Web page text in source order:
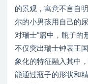
的景观，寓意不言自
尔的小男孩用自己的
对瑞士”篇中，瓶子的
不仅突出瑞士钟表王
象化的特征融入其中
能通过瓶子的形状和